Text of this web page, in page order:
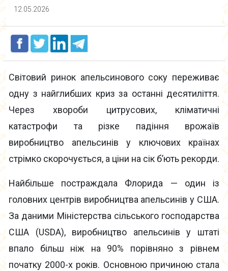
12.05.2026
Світовий ринок апельсинового соку переживає
одну з найглибших криз за останні десятиліття.
Через хвороби цитрусових, кліматичні
катастрофи та різке падіння врожаїв
виробництво апельсинів у ключових країнах
стрімко скорочується, а ціни на сік б’ють рекорди.
Найбільше постраждала Флорида — один із
головних центрів виробництва апельсинів у США.
За даними Міністерства сільського господарства
США (USDA), виробництво апельсинів у штаті
впало більш ніж на 90% порівняно з рівнем
початку 2000-х років. Основною причиною стала